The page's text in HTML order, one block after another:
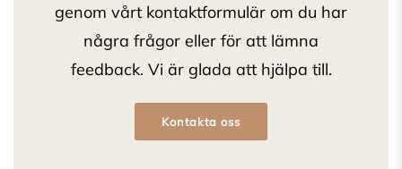
genom vårt kontaktformulär om du har
några frågor eller för att lämna
feedback. Vi är glada att hjälpa till.
Kontakta oss